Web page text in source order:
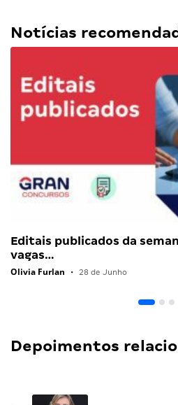
Notícias
Editais publicados da
vagas…
Olivia Furlan • 28 de Junho
Depoimentos